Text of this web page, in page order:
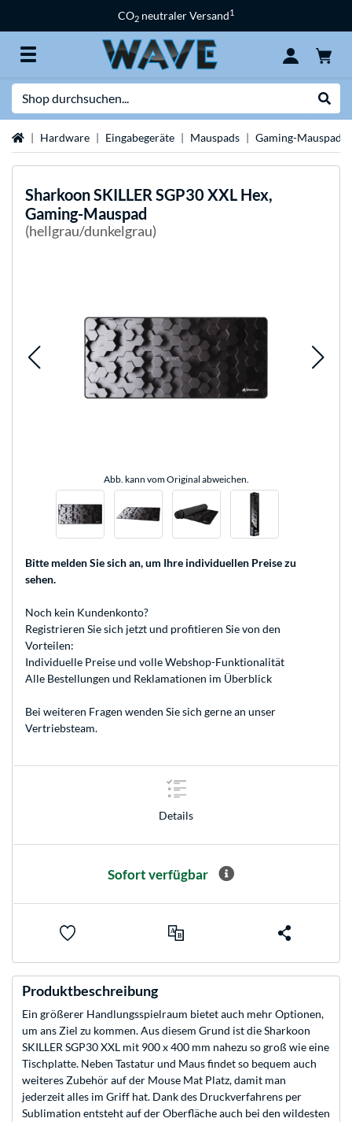
CO2 neutraler Versand1
StartseiteHardware Eingabegeräte Mauspads Gaming-Mauspads
SharkoonSKILLER SGP30 XXL Hex,
Gaming-Mauspad
(hellgrau/dunkelgrau)
Abb. kann vom Original abweichen.
Bitte melden Sie sich an, um Ihre individuellen Preise zu
sehen.
Noch kein Kundenkonto?
Registrieren Sie sich jetzt und profitieren Sie von den
Vorteilen:
Individuelle Preise und volle Webshop-Funktionalität
Alle Bestellungen und Reklamationen im Überblick
Bei weiteren Fragen wenden Sie sich gerne an unser
Vertriebsteam.
Details
Sofort verfügbar
Produktbeschreibung
Ein größerer Handlungsspielraum bietet auch mehr Optionen,
um ans Ziel zu kommen. Aus diesem Grund ist die Sharkoon
SKILLER SGP30 XXL mit 900 x 400 mm nahezu so groß wie eine
Tischplatte. Neben Tastatur und Maus findet so bequem auch
weiteres Zubehör auf der Mouse Mat Platz, damit man
jederzeit alles im Griff hat. Dank des Druckverfahrens per
Sublimation entsteht auf der Oberfläche auch bei den wildesten